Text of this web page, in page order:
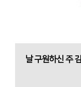
날 구원하신 주